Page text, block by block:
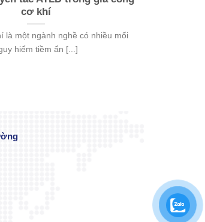
cơ khí
là một ngành nghề có nhiều mối
hiểm tiềm ẩn [...]